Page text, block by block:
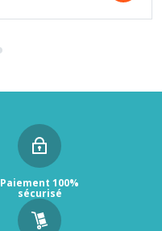
Paiement 100%
sécurisé